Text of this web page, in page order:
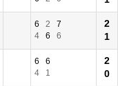
6 2
7
4
6 6
2
1
6
6
4
1
2
0